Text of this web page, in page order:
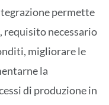
permette
requisito necessario
migliorare le
la
di produzione in